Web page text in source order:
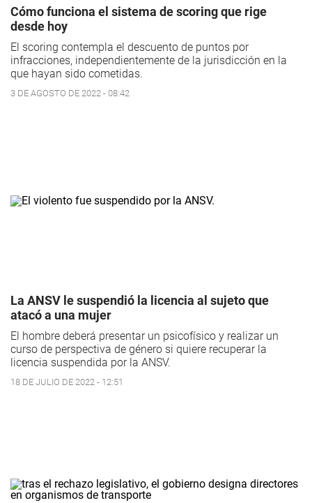
Cómo funciona el sistema de scoring que rige
desde hoy
El scoring contempla el descuento de puntos por
infracciones, independientemente de la jurisdicción en la
que hayan sido cometidas.
3 DE AGOSTO DE 2022 - 08:42
La ANSV le suspendió la licencia al sujeto que
atacó a una mujer
El hombre deberá presentar un psicofísico y realizar un
curso de perspectiva de género si quiere recuperar la
licencia suspendida por la ANSV.
18 DE JULIO DE 2022 - 12:51